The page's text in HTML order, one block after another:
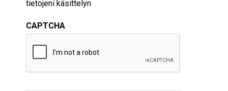
tietojeni käsittelyn
CAPTCHA